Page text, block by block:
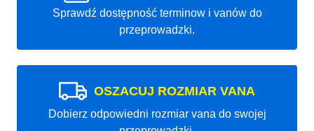
Sprawdź dostępność terminow i vanów do
przeprowadzki.
OSZACUJ ROZMIAR VANA
Dobierz odpowiedni rozmiar vana do swojej